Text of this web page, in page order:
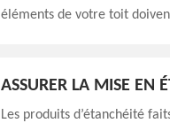
éléments de votre toit
ASSURER LA MISE EN
Les produits d’étanchéité